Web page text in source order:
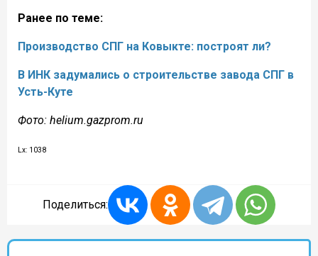
Ранее по теме:
Производство СПГ на Ковыкте: построят ли?
В ИНК задумались о строительстве завода СПГ в
Усть-Куте
Фото: helium.gazprom.ru
Lx: 1038
Поделиться: